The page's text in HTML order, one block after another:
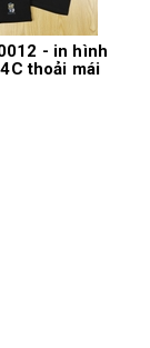
- in hình
thoải mái